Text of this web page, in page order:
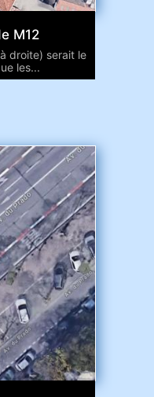
M12
droite) serait le
les...